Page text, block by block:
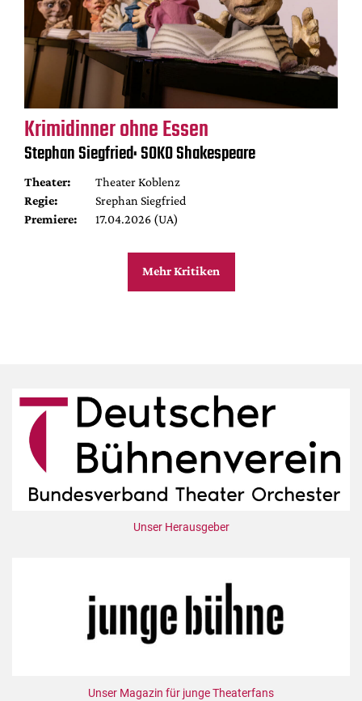
Krimidinner ohne Essen
Stephan Siegfried: SOKO Shakespeare
Theater:
Theater Koblenz
Regie:
Srephan Siegfried
Premiere:
17.04.2026 (UA)
Mehr Kritiken
Unser Herausgeber
Unser Magazin für junge Theaterfans